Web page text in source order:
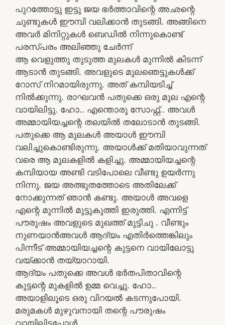
പുറത്തോട്ടു ഇട്ടു ജയ ഭർത്താവിന്റെ അഛന്റെ
ചുണ്ടുകൾ ഈമ്പി വലിക്കാൻ തുടങ്ങി. അങ്ങിനെ
അവർ മിനിറ്റുകൾ ബെഡിൽ നിന്നുകൊണ്ട്
പരസ്പരം അലിഞ്ഞു ചേർന്ന്
ആ വെളുത്തു തുടുത്ത മുലകൾ മുന്നിൽ കിടന്ന്
ആടാൻ തുടങ്ങി. അവളുടെ മുലഞെട്ടുകൾക്ക്
റോസ് നിറമായിരുന്നു. അത് കമ്പിയടിച്ച്
നിൽക്കുന്നു. രാഘവൻ പതുക്കെ ഒരു മുല എന്റെ
വായിലിട്ടു. ഹോ.. എന്തൊരു സോഫ്റ്റ്.. അവൾ
അമ്മായിയച്ചന്റെ തലയിൽ തലോടാൻ തുടങ്ങി.
പതുക്കെ ആ മുലകൾ അയാൾ ഈമ്പി
വലിച്ചുകൊണ്ടിരുന്നു. അയാൾക്ക് മതിയാവുന്നത്
വരെ ആ മുലകളിൽ കളിച്ചു. അമ്മായിയച്ചന്റെ
കമ്പിയായ അണ്ടി വടിപോലെ വീണ്ടു ഉയർന്നു
നിന്നു. ജയ അത്ഭുതത്തോടെ അതിലേക്ക്
നോക്കുന്നത് ഞാൻ കണ്ടു. അയാൾ അവളെ
എന്റെ മുന്നിൽ മുട്ടുകുത്തി ഇരുത്തി. എന്നിട്ട്
പൗരുഷം അവളുടെ മുഖത്ത് മുട്ടിചു . വീണ്ടും
നുണയാൻഅവൾ ആദ്യം എതിർത്തെങ്കിലും
പിന്നീട് അമ്മായിയച്ചന്റെ കുട്ടനെ വായിലോട്ടു
വയ്ക്കാൻ തയ്യാറായി.
ആദ്യം പതുക്കെ അവൾ ഭർതപിതാവിന്റെ
കുട്ടന്റെ മുകളിൽ ഉമ്മ വെച്ചു. ഹോ..
അയാളിലൂടെ ഒരു വിറയൽ കടന്നുപോയി.
മരുമകൾ മുഴുവനായി തന്റെ പൗരുഷം
വായിലിട്ടപ്പോൾ